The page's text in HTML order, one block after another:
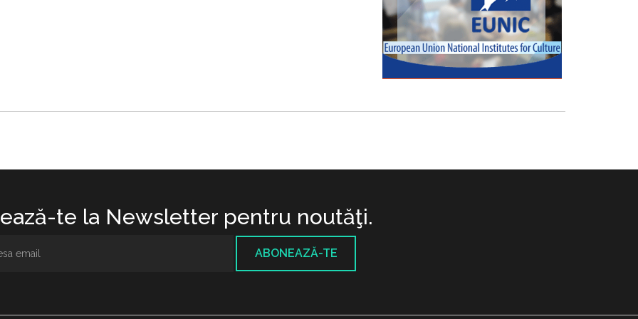
te la Newsletter pentru noutăţi.
ABONEAZĂ-TE